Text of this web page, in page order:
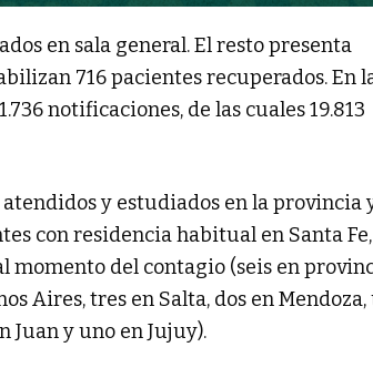
en sala general. El resto presenta
716 pacientes recuperados. En
notificaciones, de las cuales 19.813
y estudiados en la provincia
con residencia habitual en Santa
momento del contagio (seis en
Aires, tres en Salta, dos en Mendoza,
Juan y uno en Jujuy).